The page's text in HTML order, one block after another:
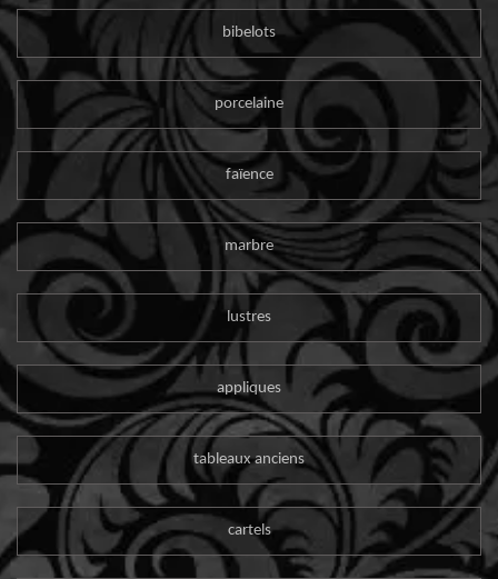
bibelots
porcelaine
faïence
marbre
lustres
appliques
tableaux anciens
cartels